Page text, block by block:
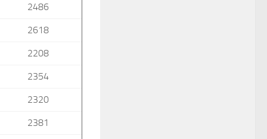
2486
2618
2208
2354
2320
2381